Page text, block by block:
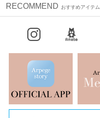
RECOMMEND おすすめアイテム